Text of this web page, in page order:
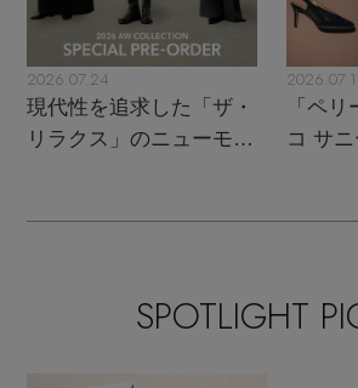
2026.07.24
現代性を追求した「ザ・
リラクス」のニューモダ
「ペ
コ サ
SPOTLIGHT